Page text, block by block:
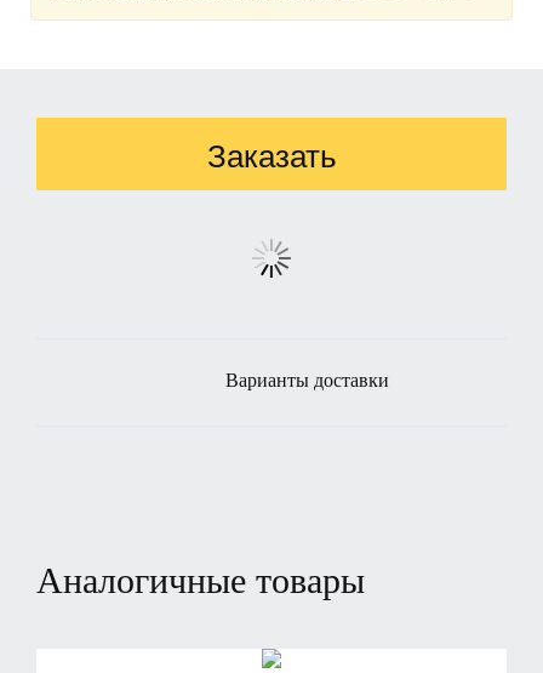
Заказать
Варианты доставки
Аналогичные товары